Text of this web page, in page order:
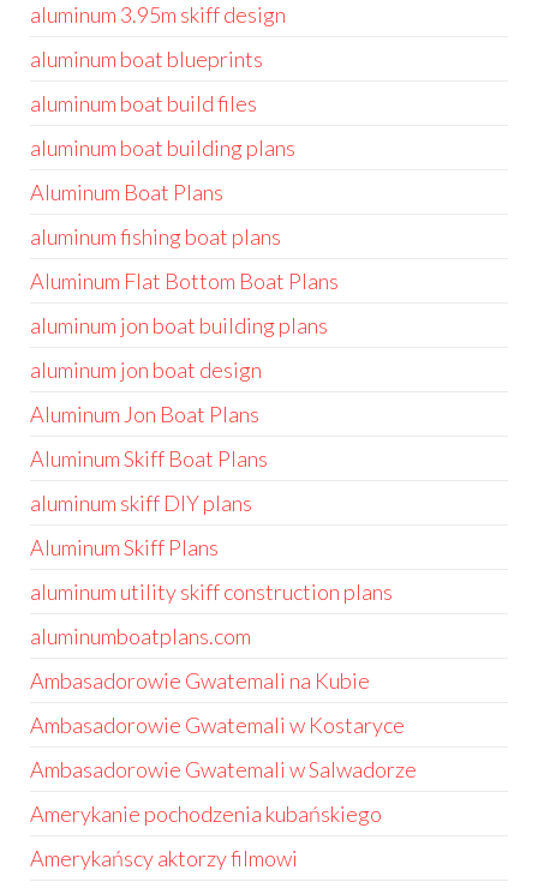
aluminum 3.95m skiff design
aluminum boat blueprints
aluminum boat build files
aluminum boat building plans
Aluminum Boat Plans
aluminum fishing boat plans
Aluminum Flat Bottom Boat Plans
aluminum jon boat building plans
aluminum jon boat design
Aluminum Jon Boat Plans
Aluminum Skiff Boat Plans
aluminum skiff DIY plans
Aluminum Skiff Plans
aluminum utility skiff construction plans
aluminumboatplans.com
Ambasadorowie Gwatemali na Kubie
Ambasadorowie Gwatemali w Kostaryce
Ambasadorowie Gwatemali w Salwadorze
Amerykanie pochodzenia kubańskiego
Amerykańscy aktorzy filmowi